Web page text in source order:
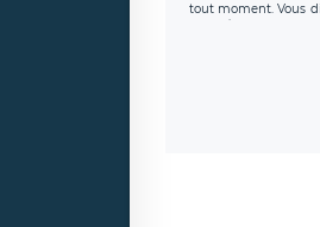
tout moment. Vous
caractère
protection des
joignable à